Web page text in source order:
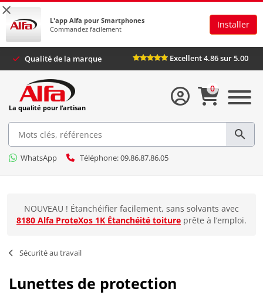
×
L'app Alfa pour Smartphones
Commandez facilement
Installer
Qualité de la marque Excellent 4.86 sur 5.00
La qualité pour l’artisan
WhatsApp Téléphone: 09.86.87.86.05
0
NOUVEAU ! Étanchéifier facilement, sans solvants avec
8180 Alfa ProteXos 1K Étanchéité toiture prête à l’emploi.
Sécurité au travail
Lunettes de protection